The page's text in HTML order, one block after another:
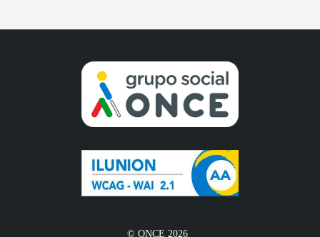
© ONCE 2026